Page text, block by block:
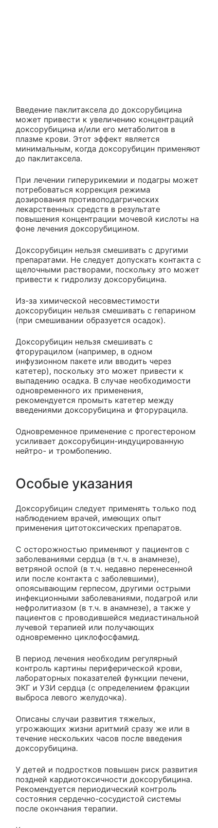
Введение паклитаксела до доксорубицина
может привести к увеличению концентраций
доксорубицина и/или его метаболитов в
плазме крови. Этот эффект является
минимальным, когда доксорубицин применяют
до паклитаксела.
При лечении гиперурикемии и подагры может
потребоваться коррекция режима
дозирования противоподагрических
лекарственных средств в результате
повышения концентрации мочевой кислоты на
фоне лечения доксорубицином.
Доксорубицин нельзя смешивать с другими
препаратами. Не следует допускать контакта с
щелочными растворами, поскольку это может
привести к гидролизу доксорубицина.
Из-за химической несовместимости
доксорубицин нельзя смешивать с гепарином
(при смешивании образуется осадок).
Доксорубицин нельзя смешивать с
фторурацилом (например, в одном
инфузионном пакете или вводить через
катетер), поскольку это может привести к
выпадению осадка. В случае необходимости
одновременного их применения,
рекомендуется промыть катетер между
введениями доксорубицина и фторурацила.
Одновременное применение с прогестероном
усиливает доксорубицин-индуцированную
нейтро- и тромбопению.
Особые указания
Доксорубицин следует применять только под
наблюдением врачей, имеющих опыт
применения цитотоксических препаратов.
С осторожностью применяют у пациентов с
заболеваниями сердца (в т.ч. в анамнезе),
ветряной оспой (в т.ч. недавно перенесенной
или после контакта с заболевшими),
опоясывающим герпесом, другими острыми
инфекционными заболеваниями, подагрой или
нефролитиазом (в т.ч. в анамнезе), а также у
пациентов с проводившейся медиастинальной
лучевой терапией или получающих
одновременно циклофосфамид.
В период лечения необходим регулярный
контроль картины периферической крови,
лабораторных показателей функции печени,
ЭКГ и УЗИ сердца (с определением фракции
выброса левого желудочка).
Описаны случаи развития тяжелых,
угрожающих жизни аритмий сразу же или в
течение нескольких часов после введения
доксорубицина.
У детей и подростков повышен риск развития
поздней кардиотоксичности доксорубицина.
Рекомендуется периодический контроль
состояния сердечно-сосудистой системы
после окончания терапии.